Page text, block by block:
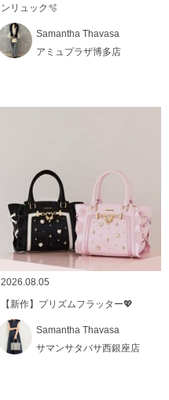
ンリュック🫧
Samantha Thavasa
アミュプラザ博多店
2026.08.05
【新作】プリズムフラッター💖
Samantha Thavasa
サマンサタバサ西銀座店